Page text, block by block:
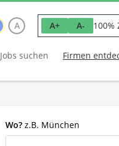
A A+ A- 100%
Jobs suchen Firmen
Wo? z.B. München